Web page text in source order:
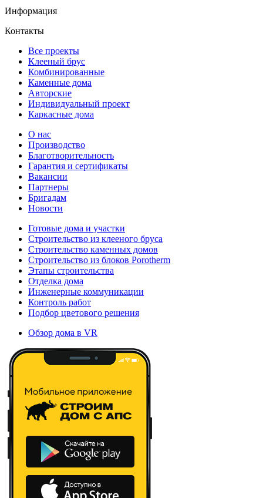
Информация
Контакты
Все проекты
Клееный брус
Комбинированные
Каменные дома
Авторские
Индивидуальный проект
Каркасные дома
О нас
Производство
Благотворительность
Гарантия и сертификаты
Вакансии
Партнеры
Бригадам
Новости
Готовые дома и участки
Строительство из клееного бруса
Строительство каменных домов
Строительство из блоков Porotherm
Этапы строительства
Отделка дома
Инженерные коммуникации
Контроль работ
Подбор цветового решения
Обзор дома в VR